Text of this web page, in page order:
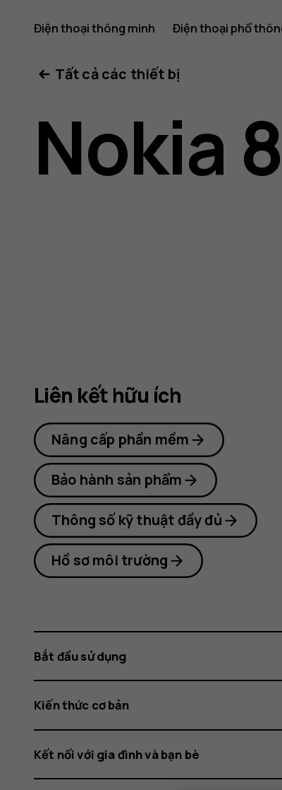
Hướng
dẫn
sử
8.1
Điện thoại thông minh Điện thoại phổ
Tất cả các thiết bị
Nokia
Liên kết hữu ích
Nâng cấp phần mềm
Bảo hành sản phẩm
Thông số kỹ thuật đầy đủ
Hồ sơ môi trường
Bắt đầu sử dụng
Kiến thức cơ bản
Kết nối với gia đình và bạn bè